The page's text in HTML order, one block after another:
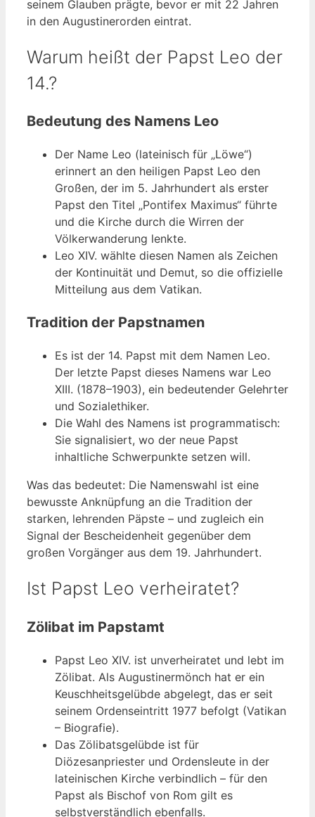
seinem Glauben prägte, bevor er mit 22 Jahren
in den Augustinerorden eintrat.
Warum heißt der Papst Leo der
14.?
Bedeutung des Namens Leo
Der Name Leo (lateinisch für „Löwe“)
erinnert an den heiligen Papst Leo den
Großen, der im 5. Jahrhundert als erster
Papst den Titel „Pontifex Maximus“ führte
und die Kirche durch die Wirren der
Völkerwanderung lenkte.
Leo XIV. wählte diesen Namen als Zeichen
der Kontinuität und Demut, so die offizielle
Mitteilung aus dem Vatikan.
Tradition der Papstnamen
Es ist der 14. Papst mit dem Namen Leo.
Der letzte Papst dieses Namens war Leo
XIII. (1878–1903), ein bedeutender Gelehrter
und Sozialethiker.
Die Wahl des Namens ist programmatisch:
Sie signalisiert, wo der neue Papst
inhaltliche Schwerpunkte setzen will.
Was das bedeutet: Die Namenswahl ist eine
bewusste Anknüpfung an die Tradition der
starken, lehrenden Päpste – und zugleich ein
Signal der Bescheidenheit gegenüber dem
großen Vorgänger aus dem 19. Jahrhundert.
Ist Papst Leo verheiratet?
Zölibat im Papstamt
Papst Leo XIV. ist unverheiratet und lebt im
Zölibat. Als Augustinermönch hat er ein
Keuschheitsgelübde abgelegt, das er seit
seinem Ordenseintritt 1977 befolgt (Vatikan
– Biografie).
Das Zölibatsgelübde ist für
Diözesanpriester und Ordensleute in der
lateinischen Kirche verbindlich – für den
Papst als Bischof von Rom gilt es
selbstverständlich ebenfalls.